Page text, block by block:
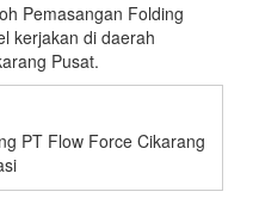
Pemasangan Folding
kerjakan di daerah
Pusat.
PT Flow Force Cikarang